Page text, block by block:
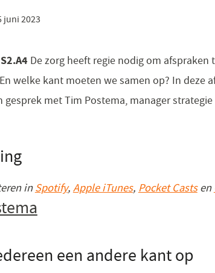
juni 2023
De zorg heeft regie nodig om
welke kant moeten we samen op? In deze
gesprek met Tim Postema, manager
inSpotify(opent
, Apple iTunes(opent
nieuw
, Pocket Castsen
een andere kant op